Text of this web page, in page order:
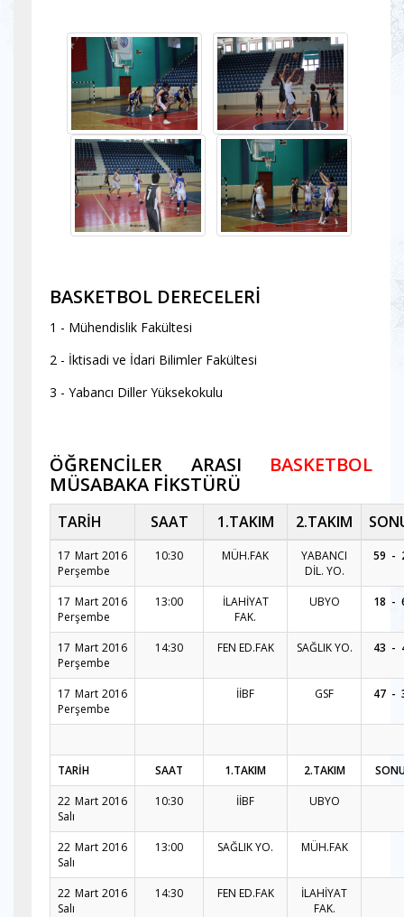
BASKETBOL DERECELERİ
1 - Mühendislik Fakültesi
2 - İktisadi ve İdari Bilimler Fakültesi
3 - Yabancı Diller Yüksekokulu
ÖĞRENCİLER ARASI BASKETBOL
MÜSABAKA FİKSTÜRÜ
TARİH SAAT 1.TAKIM 2.TAKIM
17 Mart 2016
Perşembe
10:30 MÜH.FAK
YABANCI
DİL. YO.
59 -
17 Mart 2016
Perşembe
13:00
İLAHİYAT
FAK.
UBYO 18 -
17 Mart 2016
Perşembe
14:30 FEN ED.FAK SAĞLIK YO. 43 -
17 Mart 2016
Perşembe
İİBF GSF 47 -
TARİH SAAT 1.TAKIM 2.TAKIM
22 Mart 2016
Salı
10:30 İİBF UBYO
22 Mart 2016
Salı
13:00 SAĞLIK YO. MÜH.FAK
22 Mart 2016
Salı
14:30 FEN ED.FAK
İLAHİYAT
FAK.